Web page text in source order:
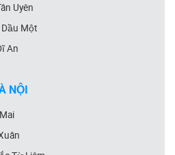
Uyên
Một
An
NỘI